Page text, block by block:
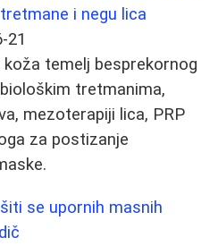
i negu lica
21
temelj besprekornog
tretmanima,
mezoterapiji lica, PRP
za postizanje
se upornih masnih